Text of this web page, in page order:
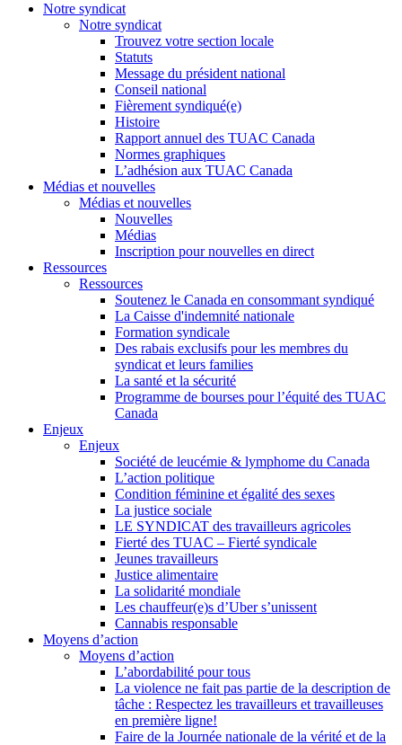
Notre syndicat
Notre syndicat
Trouvez votre section locale
Statuts
Message du président national
Conseil national
Fièrement syndiqué(e)
Histoire
Rapport annuel des TUAC Canada
Normes graphiques
L’adhésion aux TUAC Canada
Médias et nouvelles
Médias et nouvelles
Nouvelles
Médias
Inscription pour nouvelles en direct
Ressources
Ressources
Soutenez le Canada en consommant syndiqué
La Caisse d'indemnité nationale
Formation syndicale
Des rabais exclusifs pour les membres du
syndicat et leurs families
La santé et la sécurité
Programme de bourses pour l’équité des TUAC
Canada
Enjeux
Enjeux
Société de leucémie & lymphome du Canada
L’action politique
Condition féminine et égalité des sexes
La justice sociale
LE SYNDICAT des travailleurs agricoles
Fierté des TUAC – Fierté syndicale
Jeunes travailleurs
Justice alimentaire
La solidarité mondiale
Les chauffeur(e)s d’Uber s’unissent
Cannabis responsable
Moyens d’action
Moyens d’action
L’abordabilité pour tous
La violence ne fait pas partie de la description de
tâche : Respectez les travailleurs et travailleuses
en première ligne!
Faire de la Journée nationale de la vérité et de la